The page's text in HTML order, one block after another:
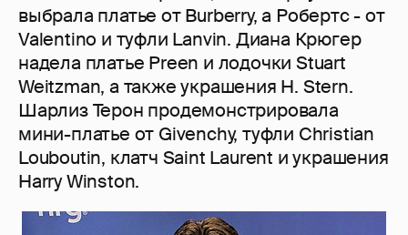
выбрала платье от Burberry, а Робертс - от
Valentino и туфли Lanvin. Диана Крюгер
надела платье Preen и лодочки Stuart
Weitzman, а также украшения H. Stern.
Шарлиз Терон продемонстрировала
мини-платье от Givenchy, туфли Christian
Louboutin, клатч Saint Laurent и украшения
Harry Winston.